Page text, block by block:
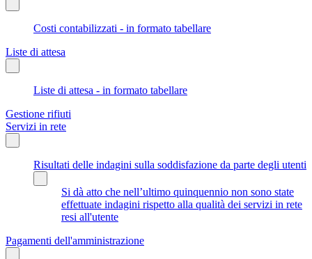
Costi contabilizzati - in formato tabellare
Liste di attesa
Liste di attesa - in formato tabellare
Gestione rifiuti
Servizi in rete
Risultati delle indagini sulla soddisfazione da parte degli utenti
Si dà atto che nell’ultimo quinquennio non sono state
effettuate indagini rispetto alla qualità dei servizi in rete
resi all'utente
Pagamenti dell'amministrazione